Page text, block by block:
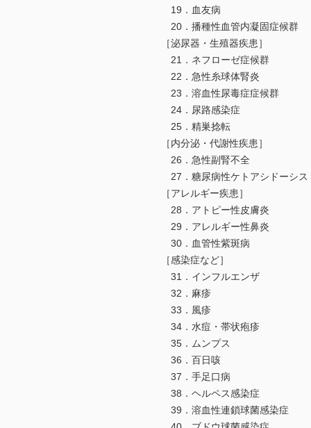
19．血友病
20．播種性血管内凝固症候群
［泌尿器・生殖器疾患］
21．ネフローゼ症候群
22．急性糸球体腎炎
23．溶血性尿毒症症候群
24．尿路感染症
25．精巣捻転
［内分泌・代謝性疾患］
26．急性副腎不全
27．糖尿病性ケトアシドーシス
［アレルギー疾患］
28．アトピー性皮膚炎
29．アレルギー性鼻炎
30．血管性紫斑病
［感染症など］
31．インフルエンザ
32．麻疹
33．風疹
34．水痘・帯状疱疹
35．ムンプス
36．百日咳
37．手足口病
38．ヘルペス感染症
39．溶血性連鎖球菌感染症